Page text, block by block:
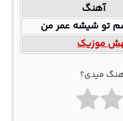
آهنگ
تو شیشه عمر من
موزیک
میدی؟